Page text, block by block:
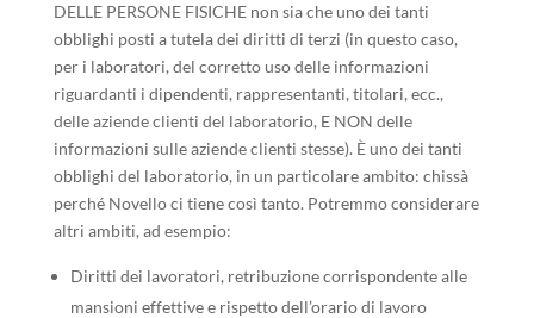
DELLE PERSONE FISICHE non sia che uno dei tanti
obblighi posti a tutela dei diritti di terzi (in questo caso,
per i laboratori, del corretto uso delle informazioni
riguardanti i dipendenti, rappresentanti, titolari, ecc.,
delle aziende clienti del laboratorio, E NON delle
informazioni sulle aziende clienti stesse). È uno dei tanti
obblighi del laboratorio, in un particolare ambito: chissà
perché Novello ci tiene così tanto. Potremmo considerare
altri ambiti, ad esempio:
Diritti dei lavoratori, retribuzione corrispondente alle
mansioni effettive e rispetto dell’orario di lavoro